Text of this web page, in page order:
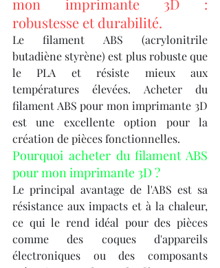
mon imprimante 3D :
robustesse et durabilité.
Le filament ABS (acrylonitrile
butadiène styrène) est plus robuste que
le PLA et résiste mieux aux
températures élevées. Acheter du
filament ABS pour mon imprimante 3D
est une excellente option pour la
création de pièces fonctionnelles.
Pourquoi acheter du filament ABS
pour mon imprimante 3D ?
Le principal avantage de l'ABS est sa
résistance aux impacts et à la chaleur,
ce qui le rend idéal pour des pièces
comme des coques d'appareils
électroniques ou des composants